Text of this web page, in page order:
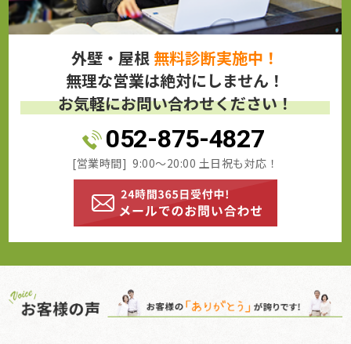
外壁・屋根 無料診断実施中！
無理な営業は絶対にしません！
お気軽にお問い合わせください！
052-875-4827
[営業時間] 9:00～20:00 土日祝も対応！